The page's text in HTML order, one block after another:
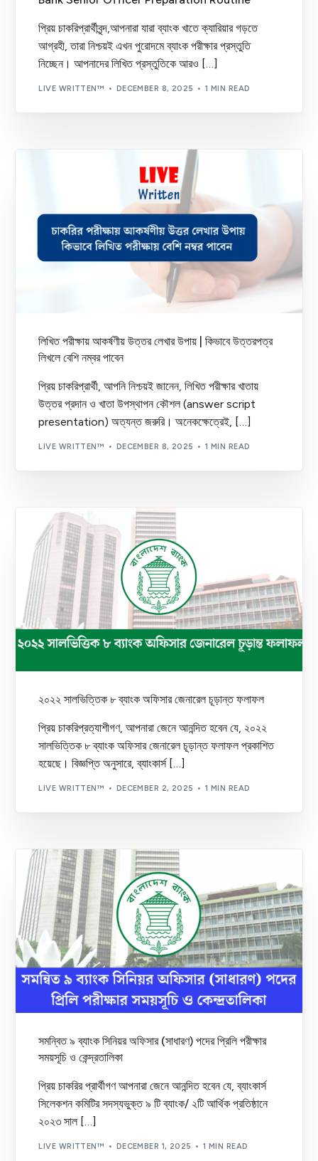
প্রিয় চাকরিপ্রার্থীবৃন্দ,আপনারা যারা ব্যাংক খাতে ক্যারিয়ার গড়তে
আগ্রহী, তারা নিশ্চয়ই এখন পুরোদমে ব্যাংক পরীক্ষার প্রস্তুতি
নিচ্ছেন। আপনাদের লিখিত প্রস্তুতিকে আরও […]
LIVE WRITTEN™ DECEMBER 8, 2025 1 MIN READ
লিখিত পরীক্ষায় আকর্ষণীয় উত্তর লেখার উপায় | কিভাবে উত্তরপত্র
লিখলে বেশি নম্বর পাবেন
প্রিয় চাকরিপ্রার্থী, আপনি নিশ্চয়ই জানেন, লিখিত পরীক্ষার খাতায়
উত্তর প্রদান ও খাতা উপস্থাপন কৌশল (answer script
presentation) অত্যন্ত জরুরি। অনেকক্ষেত্রেই, […]
LIVE WRITTEN™ DECEMBER 8, 2025 1 MIN READ
২০২২ সালভিত্তিক ৮ ব্যাংক অফিসার জেনারেল চূড়ান্ত ফলাফল
প্রিয় চাকরিপ্রত্যাশীগণ, আপনারা জেনে আনন্দিত হবেন যে, ২০২২
সালভিত্তিক ৮ ব্যাংক অফিসার জেনারেল চূড়ান্ত ফলাফল প্রকাশিত
হয়েছে। বিজ্ঞপ্তি অনুসারে, ব্যাংকার্স […]
LIVE WRITTEN™ DECEMBER 2, 2025 1 MIN READ
সমন্বিত ৯ ব্যাংক সিনিয়র অফিসার (সাধারণ) পদের প্রিলি পরীক্ষার
সময়সূচি ও কেন্দ্রতালিকা
প্রিয় চাকরির প্রার্থীগণ আপনারা জেনে আনন্দিত হবেন যে, ব্যাংকার্স
সিলেকশন কমিটির সদস্যভুক্ত ৯ টি ব্যাংক/ ২টি আর্থিক প্রতিষ্ঠানে
২০২৩ সাল […]
LIVE WRITTEN™ DECEMBER 1, 2025 1 MIN READ